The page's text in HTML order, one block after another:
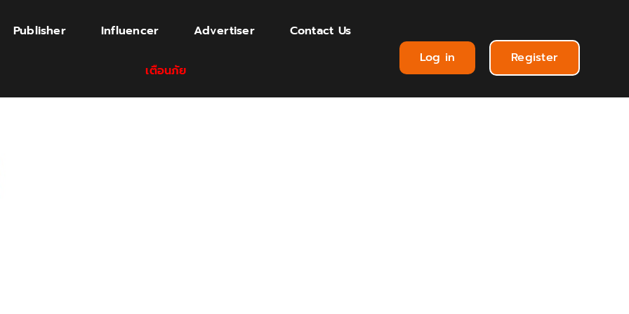
Publisher Influencer Advertiser Contact Us
เตือนภัย
Log in Register